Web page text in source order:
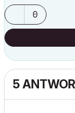
0
5